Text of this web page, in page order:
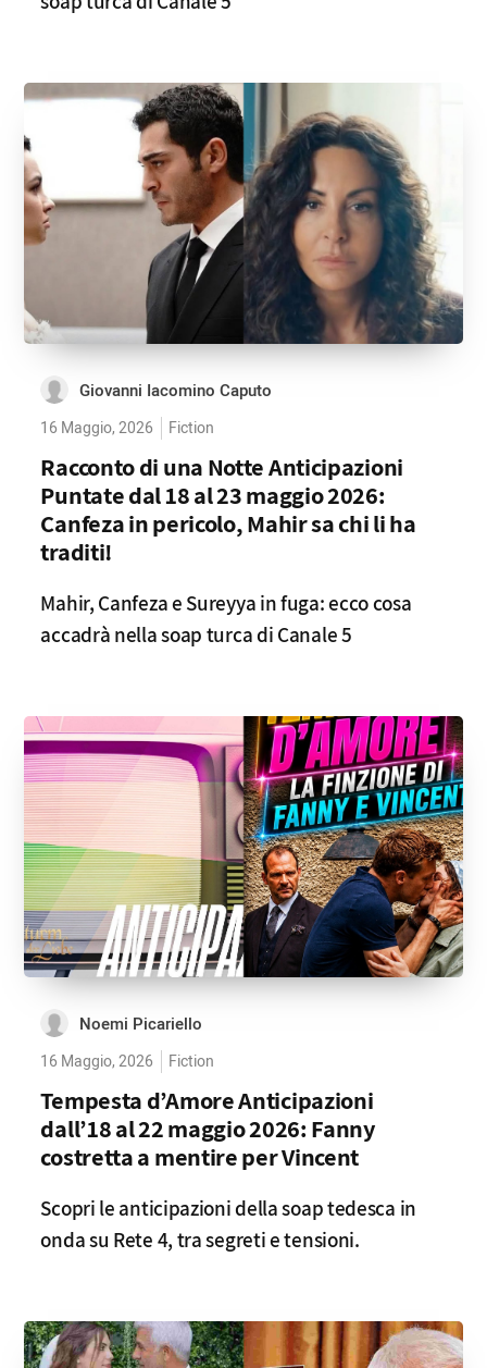
Giovanni Iacomino Caputo
16 Maggio, 2026 Fiction
Racconto di una Notte Anticipazioni
Puntate dal 18 al 23 maggio 2026:
Canfeza in pericolo, Mahir sa chi li ha
traditi!
Mahir, Canfeza e Sureyya in fuga: ecco cosa
accadrà nella soap turca di Canale 5
Noemi Picariello
16 Maggio, 2026 Fiction
Tempesta d’Amore Anticipazioni
dall’18 al 22 maggio 2026: Fanny
costretta a mentire per Vincent
Scopri le anticipazioni della soap tedesca in
onda su Rete 4, tra segreti e tensioni.